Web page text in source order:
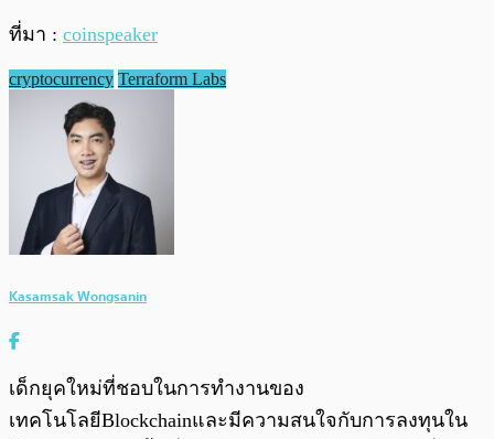
ที่มา : coinspeaker
cryptocurrency Terraform Labs
Kasamsak Wongsanin
เด็กยุคใหม่ที่ชอบในการทำงานของ
เทคโนโลยีBlockchainและมีความสนใจกับการลงทุนใน